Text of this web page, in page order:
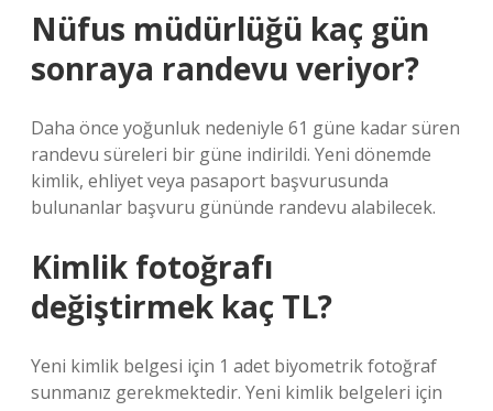
Nüfus müdürlüğü kaç gün
sonraya randevu veriyor?
Daha önce yoğunluk nedeniyle 61 güne kadar süren
randevu süreleri bir güne indirildi. Yeni dönemde
kimlik, ehliyet veya pasaport başvurusunda
bulunanlar başvuru gününde randevu alabilecek.
Kimlik fotoğrafı
değiştirmek kaç TL?
Yeni kimlik belgesi için 1 adet biyometrik fotoğraf
sunmanız gerekmektedir. Yeni kimlik belgeleri için